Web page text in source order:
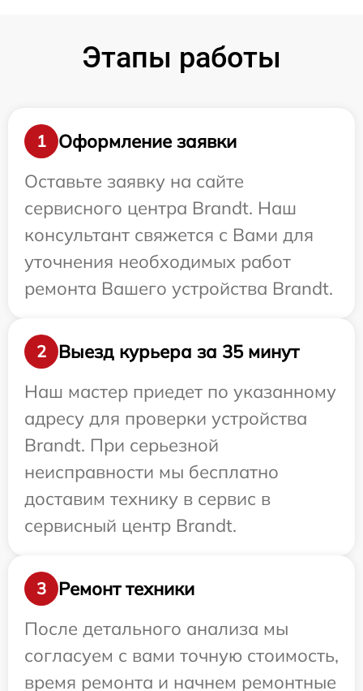
Этапы работы
1
Оформление заявки
Оставьте заявку на сайте
сервисного центра Brandt. Наш
консультант свяжется с Вами для
уточнения необходимых работ
ремонта Вашего устройства Brandt.
2
Выезд курьера за 35 минут
Наш мастер приедет по указанному
адресу для проверки устройства
Brandt. При серьезной
неисправности мы бесплатно
доставим технику в сервис в
сервисный центр Brandt.
3
Ремонт техники
После детального анализа мы
согласуем с вами точную стоимость,
время ремонта и начнем ремонтные